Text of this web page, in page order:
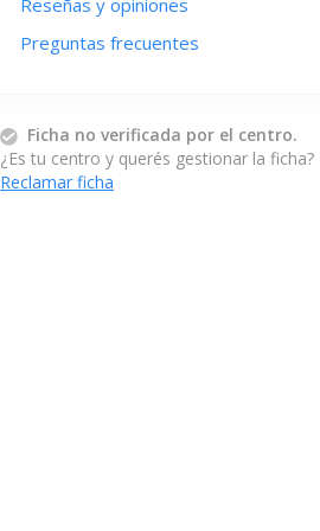
Reseñas y opiniones
Preguntas frecuentes
Ficha no verificada por el centro.
¿Es tu centro y querés gestionar la ficha?
Reclamar ficha